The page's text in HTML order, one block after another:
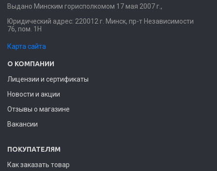
Выдано Минским горисполкомом 17 мая 2007 г.,
Юридический адрес: 220012 г. Минск, пр-т Независимости
76, пом. 1Н
Карта сайта
О КОМПАНИИ
Лицензии и сертификаты
Новости и акции
Отзывы о магазине
Вакансии
ПОКУПАТЕЛЯМ
Как заказать товар